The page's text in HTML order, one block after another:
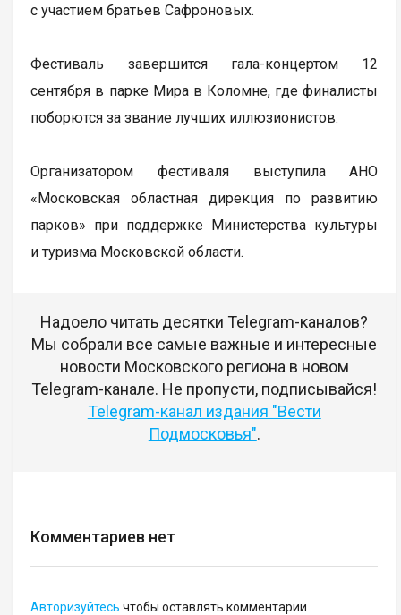
с участием братьев Сафроновых.
Фестиваль завершится гала-концертом 12
сентября в парке Мира в Коломне, где финалисты
поборются за звание лучших иллюзионистов.
Организатором фестиваля выступила АНО
«Московская областная дирекция по развитию
парков» при поддержке Министерства культуры
и туризма Московской области.
Надоело читать десятки Telegram-каналов?
Мы собрали все самые важные и интересные
новости Московского региона в новом
Telegram-канале. Не пропусти, подписывайся!
Telegram-канал издания "Вести
Подмосковья".
Комментариев нет
Авторизуйтесь чтобы оставлять комментарии